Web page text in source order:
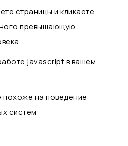
страницы и кликаете
превышающую
javascript в вашем
на поведение
систем